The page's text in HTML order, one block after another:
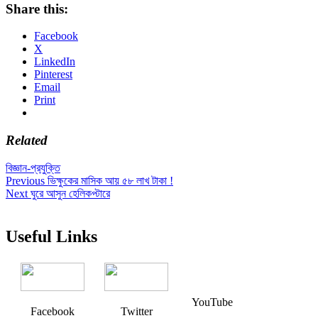
Share this:
Facebook
X
LinkedIn
Pinterest
Email
Print
Related
বিজ্ঞান-প্রযুক্তি
Post
navigation
Previous Previous
post:
ভিক্ষুকের মাসিক আয় ৫৮ লাখ টাকা !
Next Next
ঘুরে আসুন হেলিকপ্টারে
Useful Links
Facebook Twitter
YouTube